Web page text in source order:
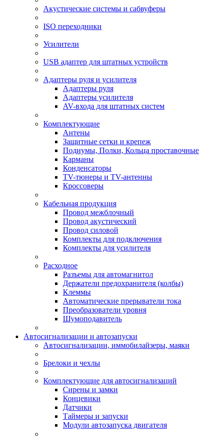
Акустические системы и сабвуферы
ISO переходники
Усилители
USB адаптер для штатных устройств
Адаптеры руля и усилителя
Адаптеры руля
Адаптеры усилителя
AV-входа для штатных систем
Комплектующие
Антены
Защитные сетки и крепеж
Подиумы, Полки, Кольца проставочные
Карманы
Конденсаторы
TV-тюнеры и TV-антенны
Кроссоверы
Кабельная продукция
Провод межблочный
Провод акустический
Провод силовой
Комплекты для подключения
Комплекты для усилителя
Расходное
Разъемы для автомагнитол
Держатели предохранителя (колбы)
Клеммы
Автоматические прерыватели тока
Преобразователи уровня
Шумоподавитель
Автосигнализации и автозапуски
Автосигнализации, иммобилайзеры, маяки
Брелоки и чехлы
Комплектующие для автосигнализаций
Сирены и замки
Концевики
Датчики
Таймеры и запуски
Модули автозапуска двигателя